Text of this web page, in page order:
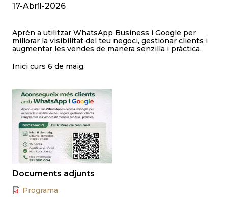
17-Abril-2026
Aprèn a utilitzar WhatsApp Business i Google per
millorar la visibilitat del teu negoci, gestionar clients i
augmentar les vendes de manera senzilla i pràctica.
Inici curs 6 de maig.
Documents adjunts
Programa